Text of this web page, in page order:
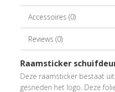
Accessoires (0)
Reviews (0)
Raamsticker
Deze raamsticker bestaat
gesneden het logo. Deze